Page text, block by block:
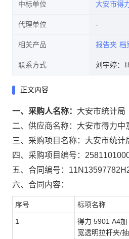
中标单位 大安市得
代理单位
相关产品 报告夹 档
联系方式 刘宇婷：
正文内容
一、采购人名称： 大安市统计局
二、供应商名称： 大安市得力中
三、采购项目名称： 大安市统计
四、采购项目编号：
五、合同编号：
六、合同内容：
序号 标项名称
1
得力 5901 A4加
宽透明拉杆夹/抽